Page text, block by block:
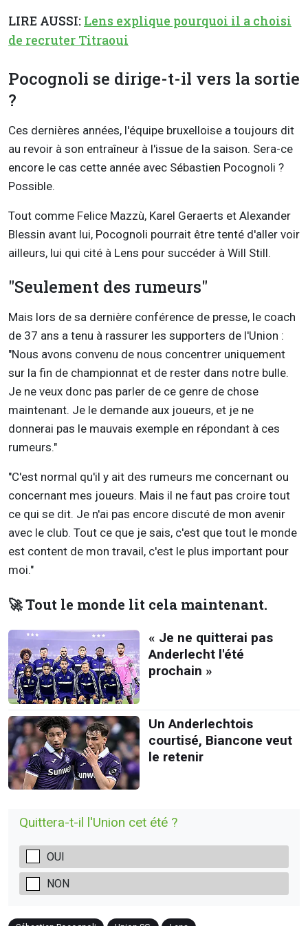
LIRE AUSSI: Lens explique pourquoi il a choisi
de recruter Titraoui
Pocognoli se dirige-t-il vers la sortie
?
Ces dernières années, l'équipe bruxelloise a toujours dit
au revoir à son entraîneur à l'issue de la saison. Sera-ce
encore le cas cette année avec Sébastien Pocognoli ?
Possible.
Tout comme Felice Mazzù, Karel Geraerts et Alexander
Blessin avant lui, Pocognoli pourrait être tenté d'aller voir
ailleurs, lui qui cité à Lens pour succéder à Will Still.
"Seulement des rumeurs"
Mais lors de sa dernière conférence de presse, le coach
de 37 ans a tenu à rassurer les supporters de l'Union :
"Nous avons convenu de nous concentrer uniquement
sur la fin de championnat et de rester dans notre bulle.
Je ne veux donc pas parler de ce genre de chose
maintenant. Je le demande aux joueurs, et je ne
donnerai pas le mauvais exemple en répondant à ces
rumeurs."
"C'est normal qu'il y ait des rumeurs me concernant ou
concernant mes joueurs. Mais il ne faut pas croire tout
ce qui se dit. Je n'ai pas encore discuté de mon avenir
avec le club. Tout ce que je sais, c'est que tout le monde
est content de mon travail, c'est le plus important pour
moi."
🚀 Tout le monde lit cela maintenant.
« Je ne quitterai pas
Anderlecht l'été
prochain »
Un Anderlechtois
courtisé, Biancone veut
le retenir
Quittera-t-il l'Union cet été ?
OUI
NON